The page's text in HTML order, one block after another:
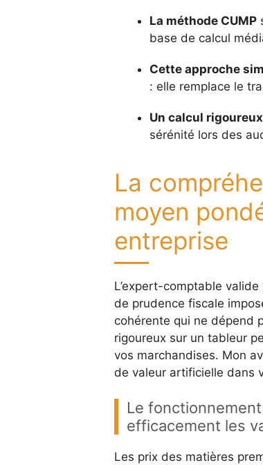
La méthode CUMP
base de calcul
Cette approche
: elle remplace le
Un calcul rigoureux
sérénité lors des
La
moyen
entreprise
L’expert-comptable
de prudence fiscale
cohérente qui ne dépend
rigoureux sur un tableur
vos marchandises. Mon
de valeur artificielle dans
Le
efficacement les
Les prix des matières